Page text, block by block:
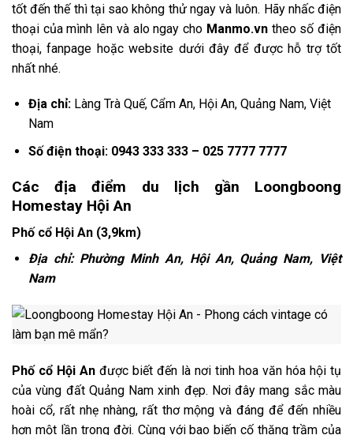
tốt đến thế thì tại sao không thử ngay và luôn. Hãy nhấc điện
thoại của mình lên và alo ngay cho Manmo.vntheo số điện
thoại, fanpage hoặc website dưới đây để được hỗ trợ tốt
nhất nhé.
Địa chỉ:Làng Trà Quế, Cẩm An, Hội An, Quảng Nam, Việt
Nam
Số điện thoại: 0943 333 333 – 025 7777 7777
Các địa điểm du lịch gần Loongboong
Homestay Hội An
Phố cổ Hội An (3,9km)
Địa chỉ: Phường Minh An, Hội An, Quảng Nam, Việt
Nam
Phố cổ Hội An được biết đến là nơi tinh hoa văn hóa hội tụ
của vùng đất Quảng Nam xinh đẹp. Nơi đây mang sắc màu
hoài cổ, rất nhẹ nhàng, rất thơ mộng và đáng để đến nhiều
hơn một lần trong đời. Cùng với bao biến cố thăng trầm của